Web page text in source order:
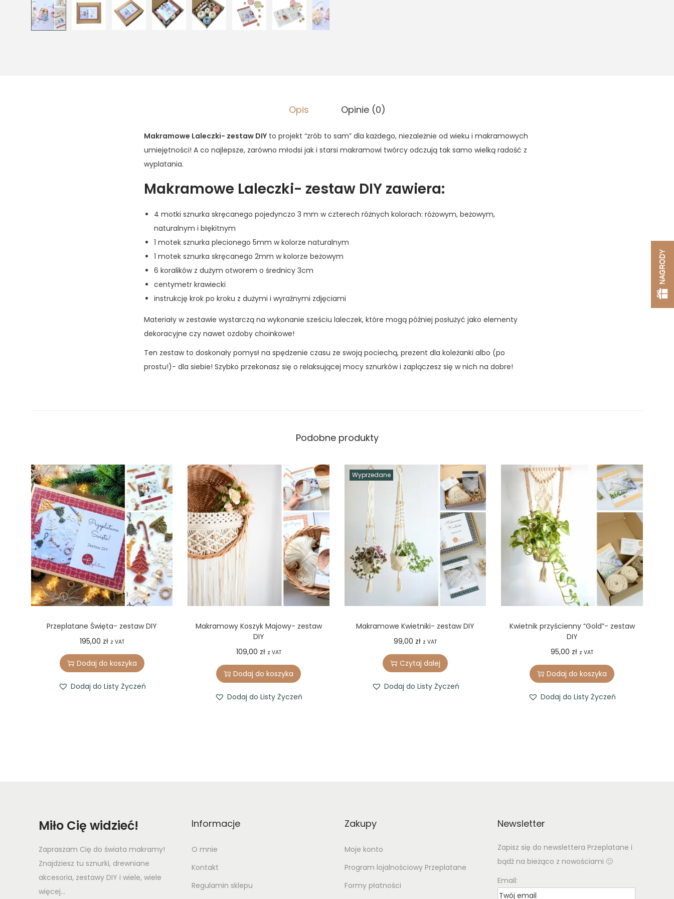
Opis Opinie (0)
Makramowe Laleczki- zestaw DIY to projekt “zrób to sam” dla każdego, niezależnie od wieku i makramowych
umiejętności! A co najlepsze, zarówno młodsi jak i starsi makramowi twórcy odczują tak samo wielką radość z
wyplatania.
Makramowe Laleczki- zestaw DIY zawiera:
4 motki sznurka skręcanego pojedynczo 3 mm w czterech różnych kolorach: różowym, beżowym,
naturalnym i błękitnym
1 motek sznurka plecionego 5mm w kolorze naturalnym
1 motek sznurka skręcanego 2mm w kolorze beżowym
6 koralików z dużym otworem o średnicy 3cm
centymetr krawiecki
instrukcję krok po kroku z dużymi i wyraźnymi zdjęciami
Materiały w zestawie wystarczą na wykonanie sześciu laleczek, które mogą później posłużyć jako elementy
dekoracyjne czy nawet ozdoby choinkowe!
Ten zestaw to doskonały pomysł na spędzenie czasu ze swoją pociechą, prezent dla koleżanki albo (po
prostu!)- dla siebie! Szybko przekonasz się o relaksującej mocy sznurków i zaplączesz się w nich na dobre!
Podobne produkty
Przeplatane Święta- zestaw DIY
195,00 zł z VAT
Dodaj do koszyka
Dodaj do Listy Życzeń
Makramowy Koszyk Majowy- zestaw
DIY
109,00 zł z VAT
Dodaj do koszyka
Dodaj do Listy Życzeń
Wyprzedane
Makramowe Kwietniki- zestaw DIY
99,00 zł z VAT
Czytaj dalej
Dodaj do Listy Życzeń
Kwietnik przyścienny “Gold”- zestaw
DIY
95,00 zł z VAT
Dodaj do koszyka
Dodaj do Listy Życzeń
Miło Cię widzieć!
Zapraszam Cię do świata makramy!
Znajdziesz tu sznurki, drewniane
akcesoria, zestawy DIY i wiele, wiele
więcej...
Informacje
O mnie
Kontakt
Regulamin sklepu
Zakupy
Moje konto
Program lojalnościowy Przeplatane
Formy płatności
Newsletter
Zapisz się do newslettera Przeplatane i
bądź na bieżąco z nowościami 🙂
Email:
NAGRODY